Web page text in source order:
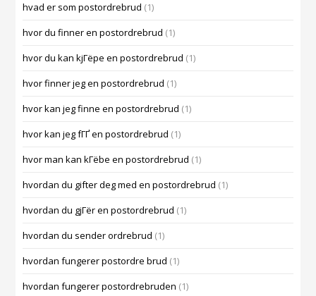
hvad er som postordrebrud (1)
hvor du finner en postordrebrud (1)
hvor du kan kjГёpe en postordrebrud (1)
hvor finner jeg en postordrebrud (1)
hvor kan jeg finne en postordrebrud (1)
hvor kan jeg fГҐ en postordrebrud (1)
hvor man kan kГёbe en postordrebrud (1)
hvordan du gifter deg med en postordrebrud (1)
hvordan du gjГёr en postordrebrud (1)
hvordan du sender ordrebrud (1)
hvordan fungerer postordre brud (1)
hvordan fungerer postordrebruden (1)